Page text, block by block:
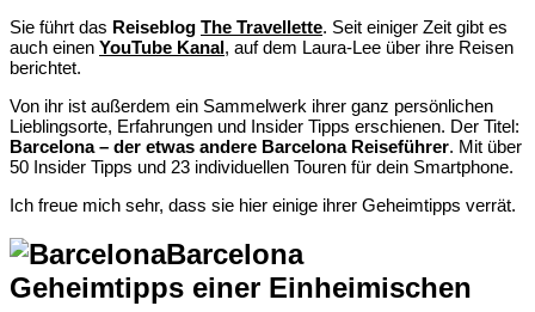
Sie führt das Reiseblog The Travellette. Seit einiger Zeit gibt es
auch einen YouTube Kanal, auf dem Laura-Lee über ihre Reisen
berichtet.
Von ihr ist außerdem ein Sammelwerk ihrer ganz persönlichen
Lieblingsorte, Erfahrungen und Insider Tipps erschienen. Der Titel:
Barcelona – der etwas andere Barcelona Reiseführer. Mit über
50 Insider Tipps und 23 individuellen Touren für dein Smartphone.
Ich freue mich sehr, dass sie hier einige ihrer Geheimtipps verrät.
Barcelona
Geheimtipps einer Einheimischen